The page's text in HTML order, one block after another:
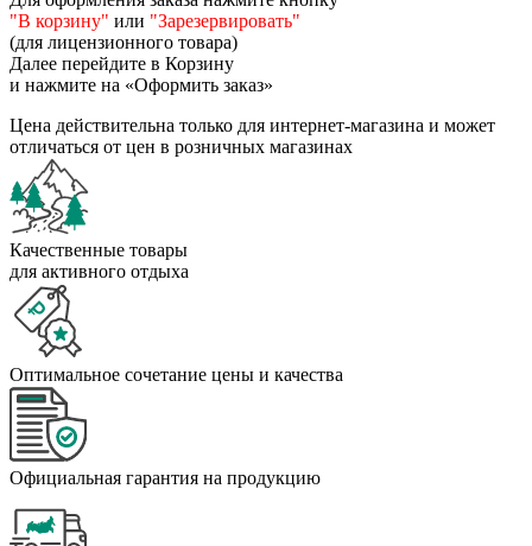
"В корзину" или "Зарезервировать"
(для лицензионного товара)
Далее перейдите в Корзину
и нажмите на «Оформить заказ»
Цена действительна только для интернет-магазина и может
отличаться от цен в розничных магазинах
Качественные товары
для активного отдыха
Оптимальное сочетание цены и качества
Официальная гарантия на продукцию